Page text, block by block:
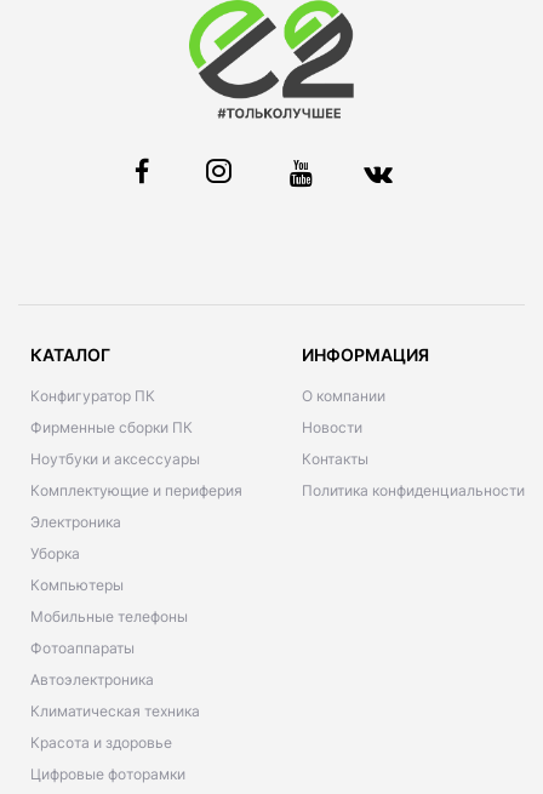
КАТАЛОГ
Конфигуратор ПК
Фирменные сборки ПК
Ноутбуки и аксессуары
Комплектующие и периферия
Электроника
Уборка
Компьютеры
Мобильные телефоны
Фотоаппараты
Автоэлектроника
Климатическая техника
Красота и здоровье
Цифровые фоторамки
ИНФОРМАЦИЯ
О компании
Новости
Контакты
Политика конфиденциальности